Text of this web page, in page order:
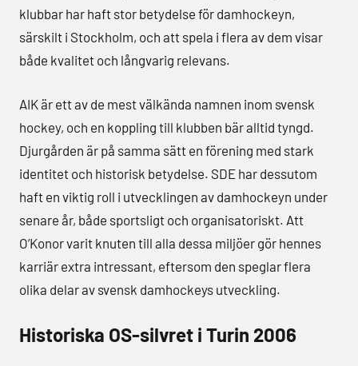
klubbar har haft stor betydelse för damhockeyn,
särskilt i Stockholm, och att spela i flera av dem visar
både kvalitet och långvarig relevans.
AIK är ett av de mest välkända namnen inom svensk
hockey, och en koppling till klubben bär alltid tyngd.
Djurgården är på samma sätt en förening med stark
identitet och historisk betydelse. SDE har dessutom
haft en viktig roll i utvecklingen av damhockeyn under
senare år, både sportsligt och organisatoriskt. Att
O’Konor varit knuten till alla dessa miljöer gör hennes
karriär extra intressant, eftersom den speglar flera
olika delar av svensk damhockeys utveckling.
Historiska OS-silvret i Turin 2006